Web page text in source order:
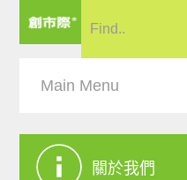
關於我們